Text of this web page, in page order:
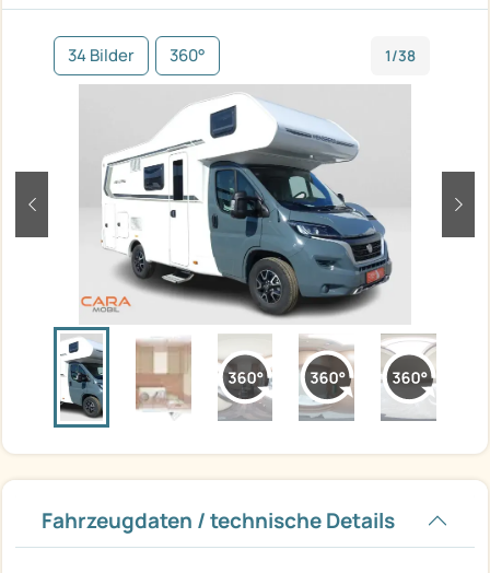
34 Bilder 360° 1/38
zurück
Fahrzeugdaten / technische Details